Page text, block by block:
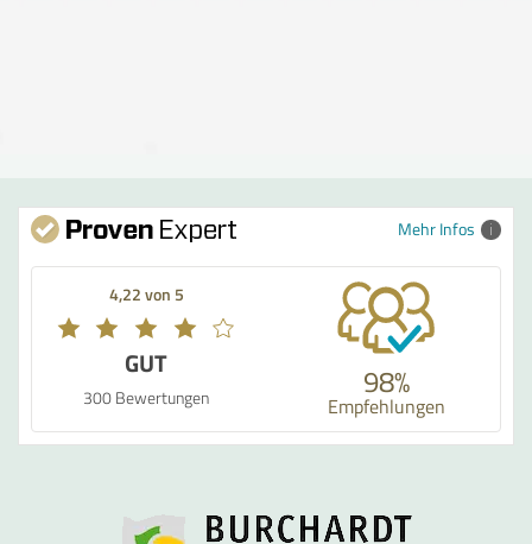
Mehr Infos
4,22 von 5
GUT
300 Bewertungen 98%
Empfehlungen